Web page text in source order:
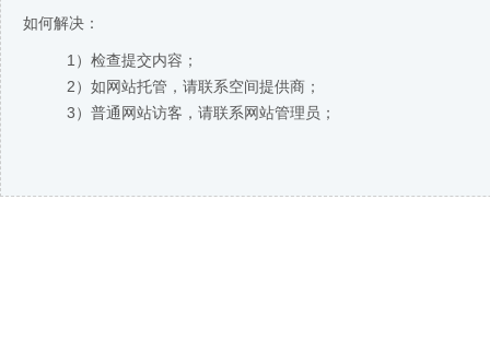
如何解决：
1）检查提交内容；
2）如网站托管，请联系空间提供商；
3）普通网站访客，请联系网站管理员；